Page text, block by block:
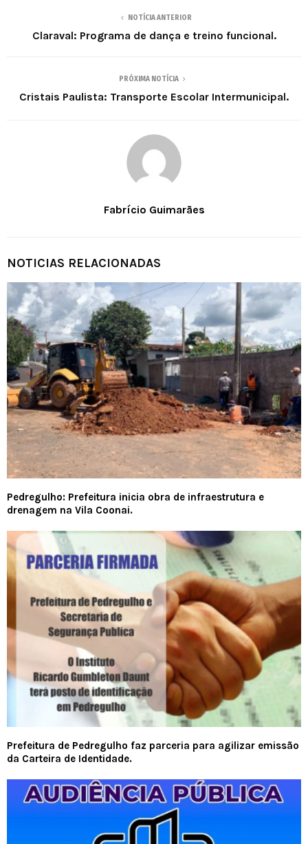
NOTÍCIA ANTERIOR
Claraval: Programa de dança e treino funcional.
PRÓXIMA NOTÍCIA
Cristais Paulista: Transporte Escolar Intermunicipal.
Fabrício Guimarães
NOTICIAS RELACIONADAS
Pedregulho: Prefeitura inicia obra de infraestrutura e
drenagem na Vila Coonai.
Prefeitura de Pedregulho faz parceria para agilizar emissão
da Carteira de Identidade.